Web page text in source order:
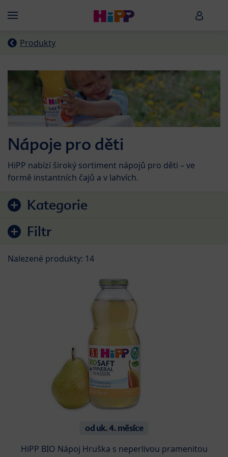
Menü HiPP
Produkty
Přejít na seznam produktů
Kategorie
Filtr
Nápoje pro děti
HiPP nabízí široký sortiment nápojů pro děti – ve
formě instantních čajů a v lahvích.
Nalezené produkty: 14
od uk. 4. měsíce
HiPP BIO Nápoj Hruška s neperlivou pramenitou